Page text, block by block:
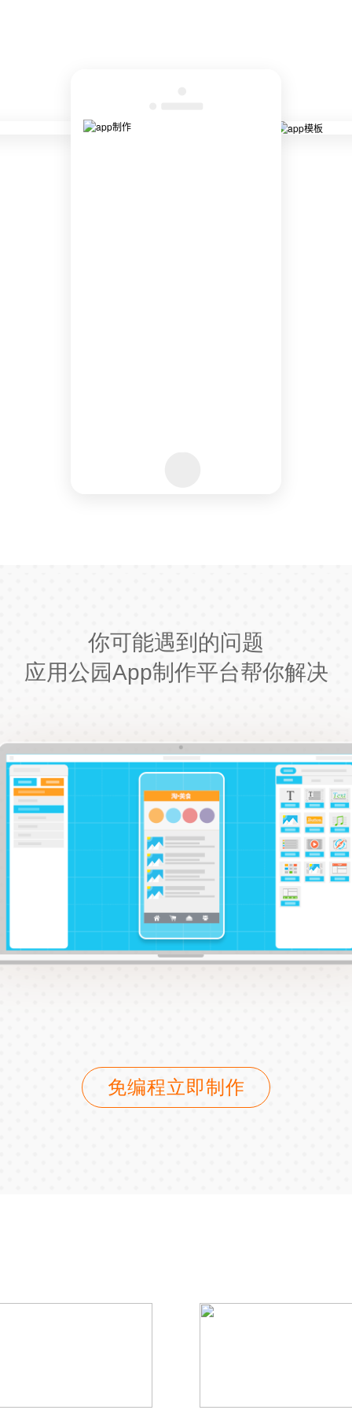
你可能遇到的问题
应用公园App制作平台帮你解决
免编程立即制作